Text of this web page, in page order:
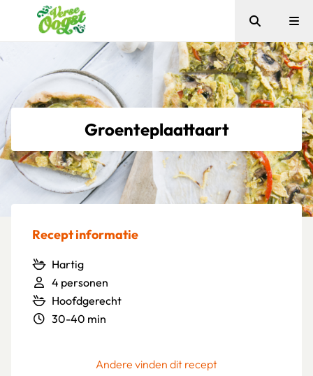
Verse Oogst
Zoeken
Groenteplaattaart
Recept informatie
Hartig
4 personen
Hoofdgerecht
30-40 min
Andere vinden dit recept